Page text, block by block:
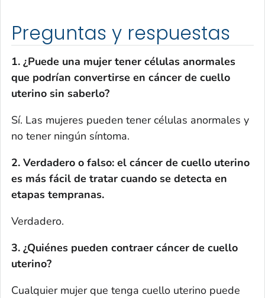
Preguntas y respuestas
1. ¿Puede una mujer tener células anormales
que podrían convertirse en cáncer de cuello
uterino sin saberlo?
Sí. Las mujeres pueden tener células anormales y
no tener ningún síntoma.
2. Verdadero o falso: el cáncer de cuello uterino
es más fácil de tratar cuando se detecta en
etapas tempranas.
Verdadero.
3. ¿Quiénes pueden contraer cáncer de cuello
uterino?
Cualquier mujer que tenga cuello uterino puede